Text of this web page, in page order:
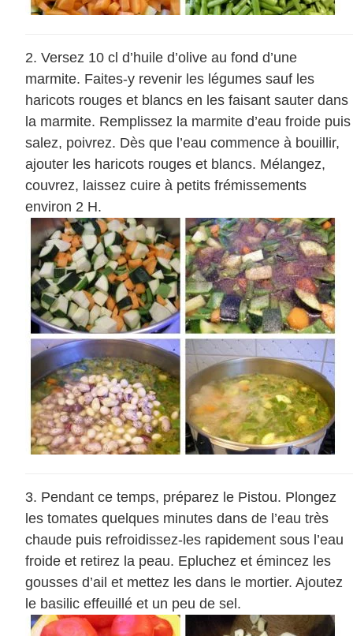
Versez 10 cl d’huile d’olive au fond d’une
marmite. Faites-y revenir les légumes sauf les
haricots rouges et blancs en les faisant sauter dans
la marmite. Remplissez la marmite d’eau froide puis
salez, poivrez. Dès que l’eau commence à bouillir,
ajouter les haricots rouges et blancs. Mélangez,
couvrez, laissez cuire à petits frémissements
environ 2 H.
Pendant ce temps, préparez le Pistou. Plongez
les tomates quelques minutes dans de l’eau très
chaude puis refroidissez-les rapidement sous l’eau
froide et retirez la peau. Epluchez et émincez les
gousses d’ail et mettez les dans le mortier. Ajoutez
le basilic effeuillé et un peu de sel.